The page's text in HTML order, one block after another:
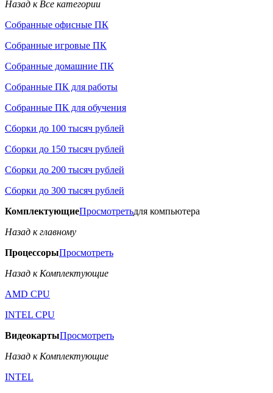
Назад к Все категории
Собранные офисные ПК
Собранные игровые ПК
Собранные домашние ПК
Собранные ПК для работы
Собранные ПК для обучения
Сборки до 100 тысяч рублей
Сборки до 150 тысяч рублей
Сборки до 200 тысяч рублей
Сборки до 300 тысяч рублей
КомплектующиеПросмотретьдля компьютера
Назад к главному
ПроцессорыПросмотреть
Назад к Комплектующие
AMD CPU
INTEL CPU
ВидеокартыПросмотреть
Назад к Комплектующие
INTEL